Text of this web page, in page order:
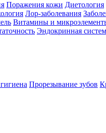
Поражения кожи Диетология
Лор-заболевания
Витамины и
Эндокринная
Прорезывание зубов